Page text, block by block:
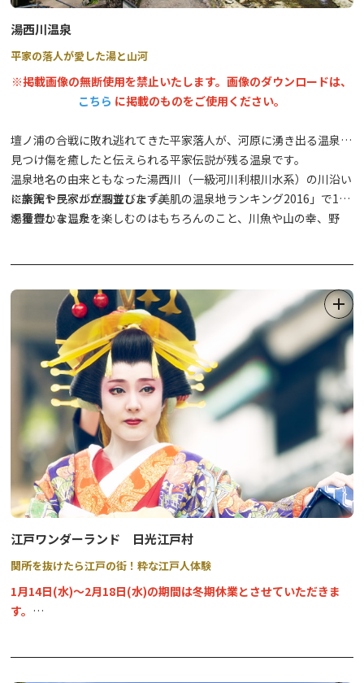
湯西川温泉
平家の落人が愛した湯と山河
※掲載画像の無断使用を禁止いたします。画像のダウンロードは、
こちら に掲載のものをご使用ください。
壇ノ浦の合戦に敗れ逃れてきた平家落人が、河原に湧き出る温泉を
見つけ傷を癒したと伝えられる平家伝説が残る温泉です。
温泉地名の由来ともなった湯西川（一級河川利根川水系）の川沿い
に旅館や民家が立ち並びます。
湯量豊かな温泉を楽しむのはもちろんのこと、川魚や山の幸、野
また、1月下旬～3月上旬のかまくら祭では、沢口河川敷に並ぶミ
ニかまくらに、ローソクのあかりが灯され幻想的な風景が広がりま
す。
※新型コロナウイルス感染症の影響により、内容が変更・休止とな
る場合もございます。お出かけの際に最新の情報をご確認くださ
い。
※楽天トラベルが調査した「美肌の温泉地ランキング2016」で1位
を獲得しました！
江戸ワンダーランド 日光江戸村
関所を抜けたら江戸の街！粋な江戸人体験
1月14日(水)～2月18日(水)の期間は冬期休業とさせていただきま
す。